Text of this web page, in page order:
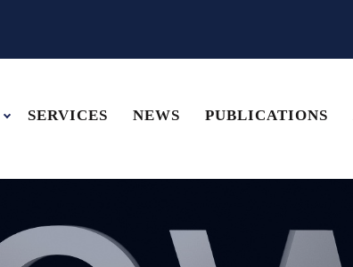
SERVICES NEWS PUBLICATIONS